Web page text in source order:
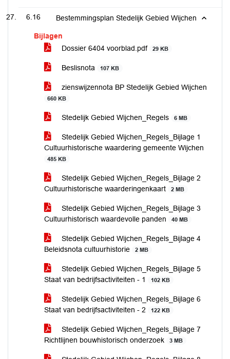
6.16 Bestemmingsplan Stedelijk Gebied Wijchen
Bijlagen
Dossier 6404 voorblad.pdf
29 KB
Beslisnota 107 KB
zienswijzennota BP Stedelijk Gebied Wijchen
660 KB
Stedelijk Gebied Wijchen_Regels 6 MB
Stedelijk Gebied Wijchen_Regels_Bijlage 1
Cultuurhistorische waardering gemeente Wijchen
485 KB
Stedelijk Gebied Wijchen_Regels_Bijlage 2
Cultuurhistorische waarderingenkaart
2 MB
Stedelijk Gebied Wijchen_Regels_Bijlage 3
Cultuurhistorisch waardevolle panden
40 MB
Stedelijk Gebied Wijchen_Regels_Bijlage 4
Beleidsnota cultuurhistorie
2 MB
Stedelijk Gebied Wijchen_Regels_Bijlage 5
Staat van bedrijfsactiviteiten - 1
102 KB
Stedelijk Gebied Wijchen_Regels_Bijlage 6
Staat van bedrijfsactiviteiten - 2
122 KB
Stedelijk Gebied Wijchen_Regels_Bijlage 7
Richtlijnen bouwhistorisch onderzoek
3 MB